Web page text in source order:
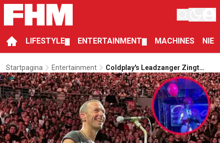
LIFESTYLE ENTERTAINMENT MACHINES
Startpagina Entertainment
Coldplay's Leadzanger Zingt
Undercover Zijn Nieuwe Tune In
Een Karaokebar In Vegas